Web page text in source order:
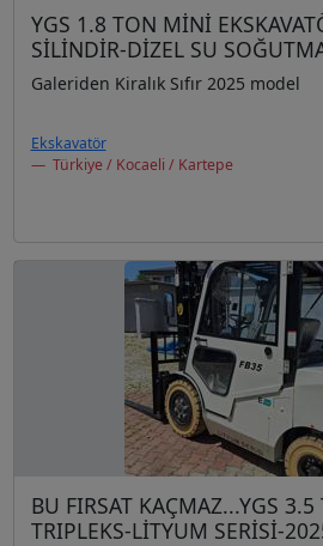
YGS 1.8 TON MİNİ
SİLİNDİR-DİZEL SU
Galeriden Kiralık Sıfır 2025 model
Ekskavatör
Türkiye / Kocaeli / Kartepe
BU FIRSAT KAÇMAZ...YGS
TRIPLEKS-LİTYUM SERİSİ-